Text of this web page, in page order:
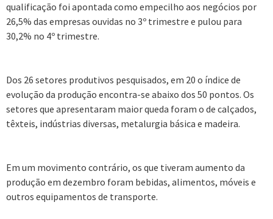
qualificação foi apontada como empecilho aos negócios por
26,5% das empresas ouvidas no 3º trimestre e pulou para
30,2% no 4º trimestre.
Dos 26 setores produtivos pesquisados, em 20 o índice de
evolução da produção encontra-se abaixo dos 50 pontos. Os
setores que apresentaram maior queda foram o de calçados,
têxteis, indústrias diversas, metalurgia básica e madeira.
Em um movimento contrário, os que tiveram aumento da
produção em dezembro foram bebidas, alimentos, móveis e
outros equipamentos de transporte.